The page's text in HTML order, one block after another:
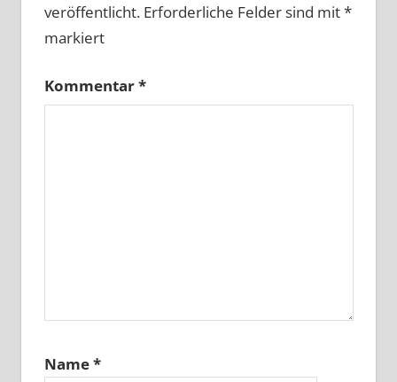
veröffentlicht. Erforderliche Felder sind mit*
markiert
Kommentar*
Name*